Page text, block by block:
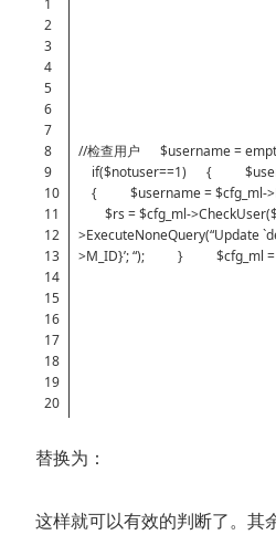
1
2
3
4
5
6
7
8
9
10
11
12
13
14
15
16
17
18
19
20
//检查用户 $username =
if($notuser==1) {
{ $username = $cfg_ml-
$rs = $cfg_ml-
>ExecuteNoneQuery(“Update
>M_ID}’; “); } $cfg_ml =
替换为：
这样就可以有效的判断了。其